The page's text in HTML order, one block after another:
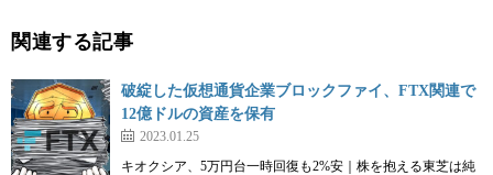
関連する記事
破綻した仮想通貨企業ブロックファイ、FTX関連で
12億ドルの資産を保有
2023.01.25
キオクシア、5万円台一時回復も2%安｜株を抱える東芝は純